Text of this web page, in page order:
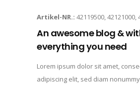
Artikel-NR.: 42119500, 42121000,
An awesome blog &
everything you need
Lorem ipsum dolor sit amet,
adipiscing elit, sed diam